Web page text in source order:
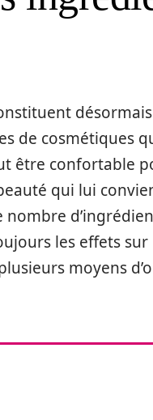
de cosmétiques
être confortable
qui lui
nombre
les effets
moyens